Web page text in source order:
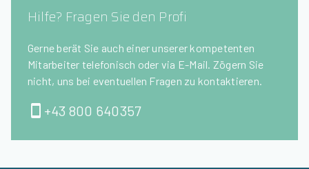
Hilfe? Fragen Sie den Profi
Gerne berät Sie auch einer unserer kompetenten
Mitarbeiter telefonisch oder via E-Mail. Zögern Sie
nicht, uns bei eventuellen Fragen zu kontaktieren.
+43 800 640357